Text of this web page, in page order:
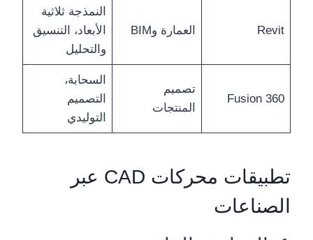
Revit العمارة وBIM
النمذجة ثلاثية
الأبعاد، التنسيق
والتحليل
Fusion 360
تصميم
المنتجات
السحابة،
التصميم
التوليدي
تطبيقات محركات CAD عبر
الصناعات